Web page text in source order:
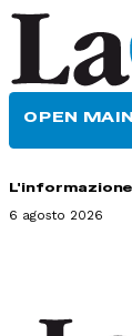
OPEN
6 agosto 2026